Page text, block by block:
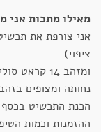
מאילו מתכות אני
ציפוי)
ומזהב 14 קראט סוליד (התכשיטים
נחותה ומצופים
הכנת התכשיט
ההזמנות וכמות